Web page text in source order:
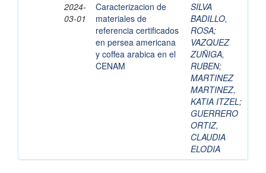
2024-
03-01
Caracterizacion de
materiales de
referencia certificados
en persea americana
y coffea arabica en el
CENAM
SILVA
BADILLO,
ROSA;
VAZQUEZ
ZUÑIGA,
RUBEN;
MARTINEZ
MARTINEZ,
KATIA ITZEL;
GUERRERO
ORTIZ,
CLAUDIA
ELODIA